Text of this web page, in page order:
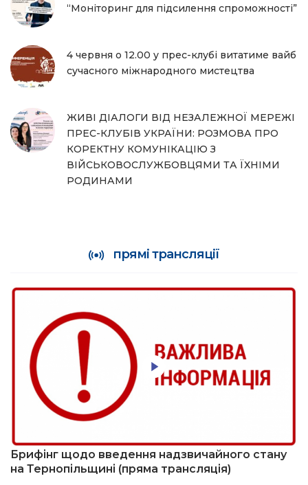
“Моніторинг для підсилення спроможності”
4 червня о 12.00 у прес-клубі витатиме вайб
сучасного міжнародного мистецтва
ЖИВІ ДІАЛОГИ ВІД НЕЗАЛЕЖНОЇ МЕРЕЖІ
ПРЕС-КЛУБІВ УКРАЇНИ: РОЗМОВА ПРО
КОРЕКТНУ КОМУНІКАЦІЮ З
ВІЙСЬКОВОСЛУЖБОВЦЯМИ ТА ЇХНІМИ
РОДИНАМИ
прямі трансляції
Брифінг щодо введення надзвичайного стану
на Тернопільщині (пряма трансляція)